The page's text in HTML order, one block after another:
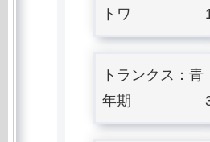
トワ
トランクス：青
年期